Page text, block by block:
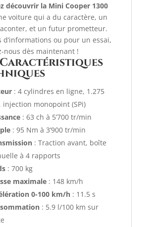
découvrir la Mini Cooper 1300
voiture qui a du caractère, un
et un futur prometteur.
d’informations ou pour un essai,
nous dès maintenant !
Caractéristiques
: 4 cylindres en ligne, 1.275
injection monopoint (SPi)
: 63 ch à 5’700 tr/min
: 95 Nm à 3’900 tr/min
: Traction avant, boîte
à 4 rapports
: 700 kg
maximale: 148 km/h
0-100 km/h: 11.5 s
: 5.9 l/100 km sur